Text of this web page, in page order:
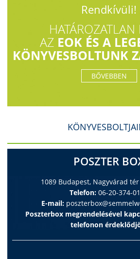
Rendkívüli!
HATÁROZATLAN
AZEOK ÉS A
KÖNYVESBOLTUNK
BŐVEBBEN
POSZTER
1089 Budapest, Nagyvárad
Telefon: 06-20-374-
E-mail:
Poszterbox megrendelésével
telefonon